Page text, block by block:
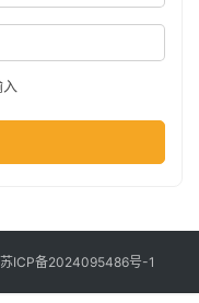
苏ICP备2024095486号-1